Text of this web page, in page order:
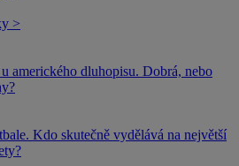
>
amerického dluhopisu. Dobrá, nebo
Kdo skutečně vydělává na největší